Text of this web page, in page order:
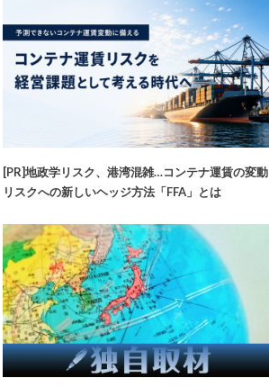
[PR]地政学リスク、港湾混雑…コンテナ運賃の変動
リスクへの新しいヘッジ方法「FFA」とは